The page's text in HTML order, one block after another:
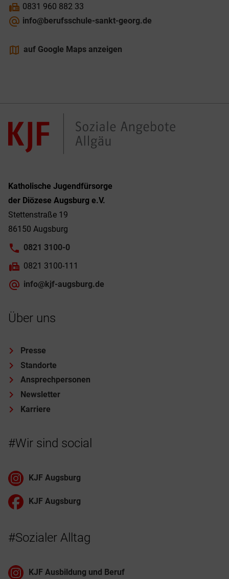
fax 0831 960 882 33
alternate_email info@berufsschule-sankt-georg.de
mapsauf Google Maps anzeigen
Katholische Jugendfürsorge
der Diözese Augsburg e.V.
Stettenstraße 19
86150 Augsburg
0821 3100-0
0821 3100-111
info@kjf-augsburg.de
Über uns
Presse
Standorte
Ansprechpersonen
Newsletter
Karriere
#Wir sind social
KJF Augsburg
KJF Augsburg
#Sozialer Alltag
KJF Ausbildung und Beruf